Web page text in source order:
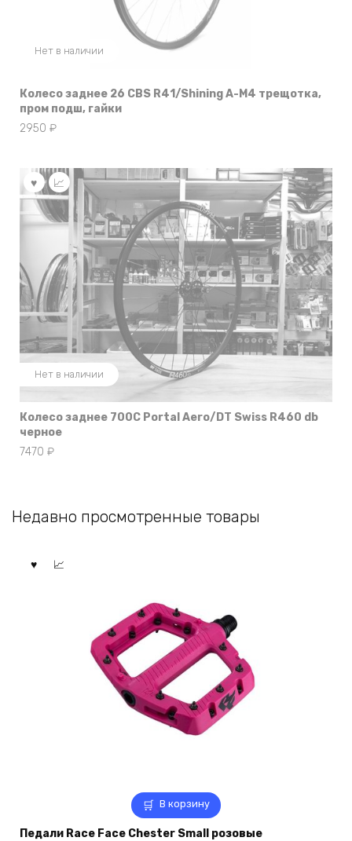
Нет в наличии
Колесо заднее 26 CBS R41/Shining A-M4 трещотка,
пром подш, гайки
2950 ₽
Нет в наличии
Колесо заднее 700С Portal Aero/DT Swiss R460 db
черное
7470 ₽
Недавно просмотренные товары
В корзину
Педали Race Face Chester Small розовые